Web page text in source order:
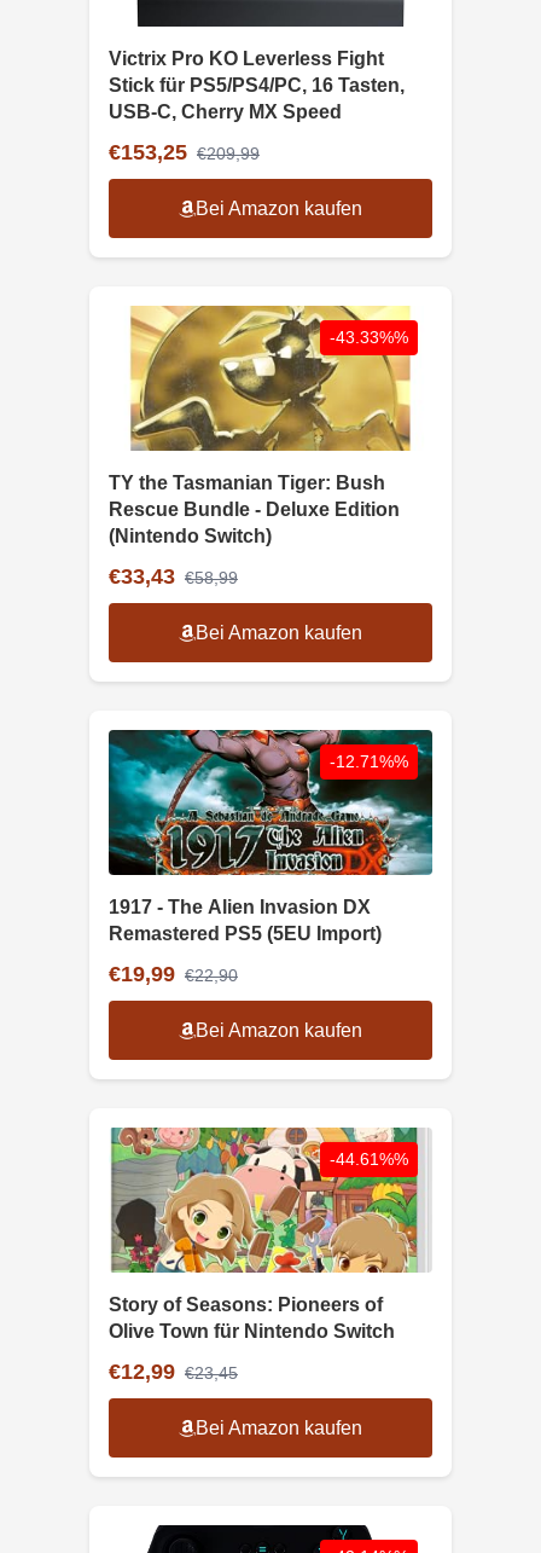
Victrix Pro KO Leverless Fight
Stick für PS5/PS4/PC, 16 Tasten,
USB-C, Cherry MX Speed
€153,25 €209,99
Bei Amazon kaufen
-43.33%%
TY the Tasmanian Tiger: Bush
Rescue Bundle - Deluxe Edition
(Nintendo Switch)
€33,43 €58,99
Bei Amazon kaufen
-12.71%%
1917 - The Alien Invasion DX
Remastered PS5 (5EU Import)
€19,99 €22,90
Bei Amazon kaufen
-44.61%%
Story of Seasons: Pioneers of
Olive Town für Nintendo Switch
€12,99 €23,45
Bei Amazon kaufen